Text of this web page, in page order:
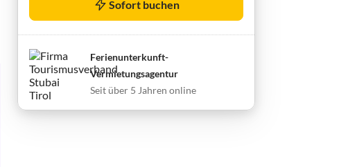
Sofort buchen
Ferienunterkunft-
Vermietungsagentur
Seit über 5 Jahren online